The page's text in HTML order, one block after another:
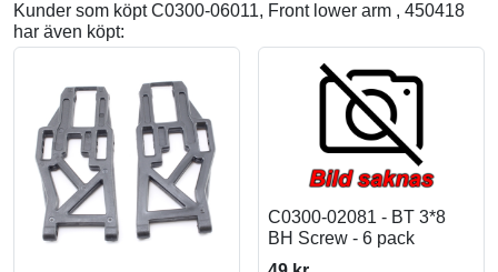
Kunder som köpt C0300-06011, Front lower arm , 450418
har även köpt:
C0300-02081 - BT 3*8
BH Screw - 6 pack